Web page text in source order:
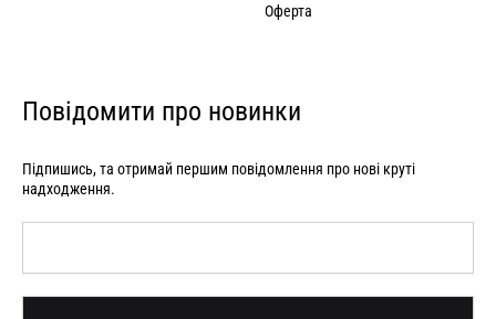
Оферта
Повідомити про новинки
Підпишись, та отримай першим повідомлення про нові круті
надходження.